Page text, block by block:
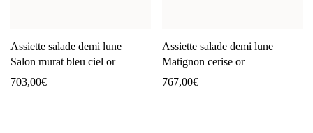
Assiette salade demi lune
Salon murat bleu ciel or
703,00€
Assiette salade demi lune
Matignon cerise or
767,00€